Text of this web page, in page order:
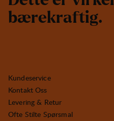
bærekraftig.
Kundeservice
Kontakt Oss
Levering & Retur
Ofte Stilte Spørsmal